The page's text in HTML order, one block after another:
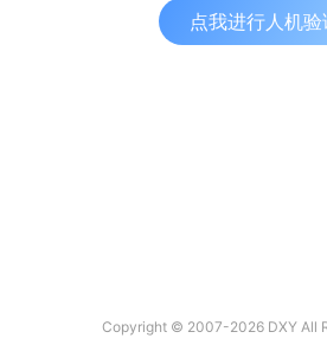
点我进行人机验
Copyright © 2007-2026 DXY All